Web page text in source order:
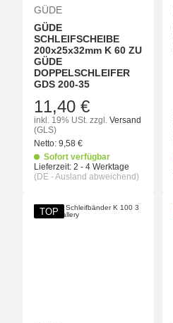
GÜDE
GÜDE
SCHLEIFSCHEIBE
200x25x32mm K 60 ZU
GÜDE
DOPPELSCHLEIFER
GDS 200-35
11,40 €
inkl. 19% USt. zzgl. Versand
(GLS)
Netto: 9,58 €
Sofort verfügbar
Lieferzeit: 2 - 4 Werktage
(DE - Ausland abweichend)
TOP